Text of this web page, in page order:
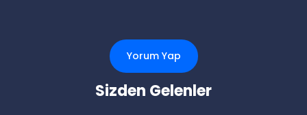
Yorum Yap
Sizden Gelenler